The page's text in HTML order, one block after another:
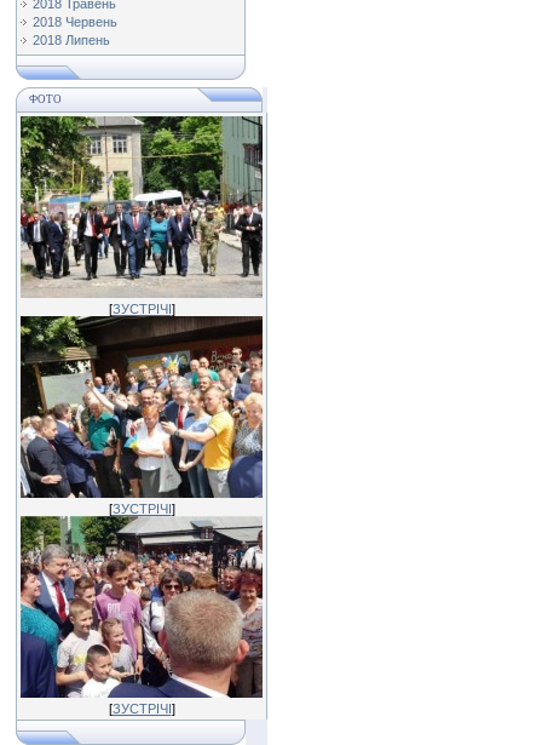
2018 Травень
2018 Червень
2018 Липень
ФОТО
[ЗУСТРІЧІ]
[ЗУСТРІЧІ]
[ЗУСТРІЧІ]